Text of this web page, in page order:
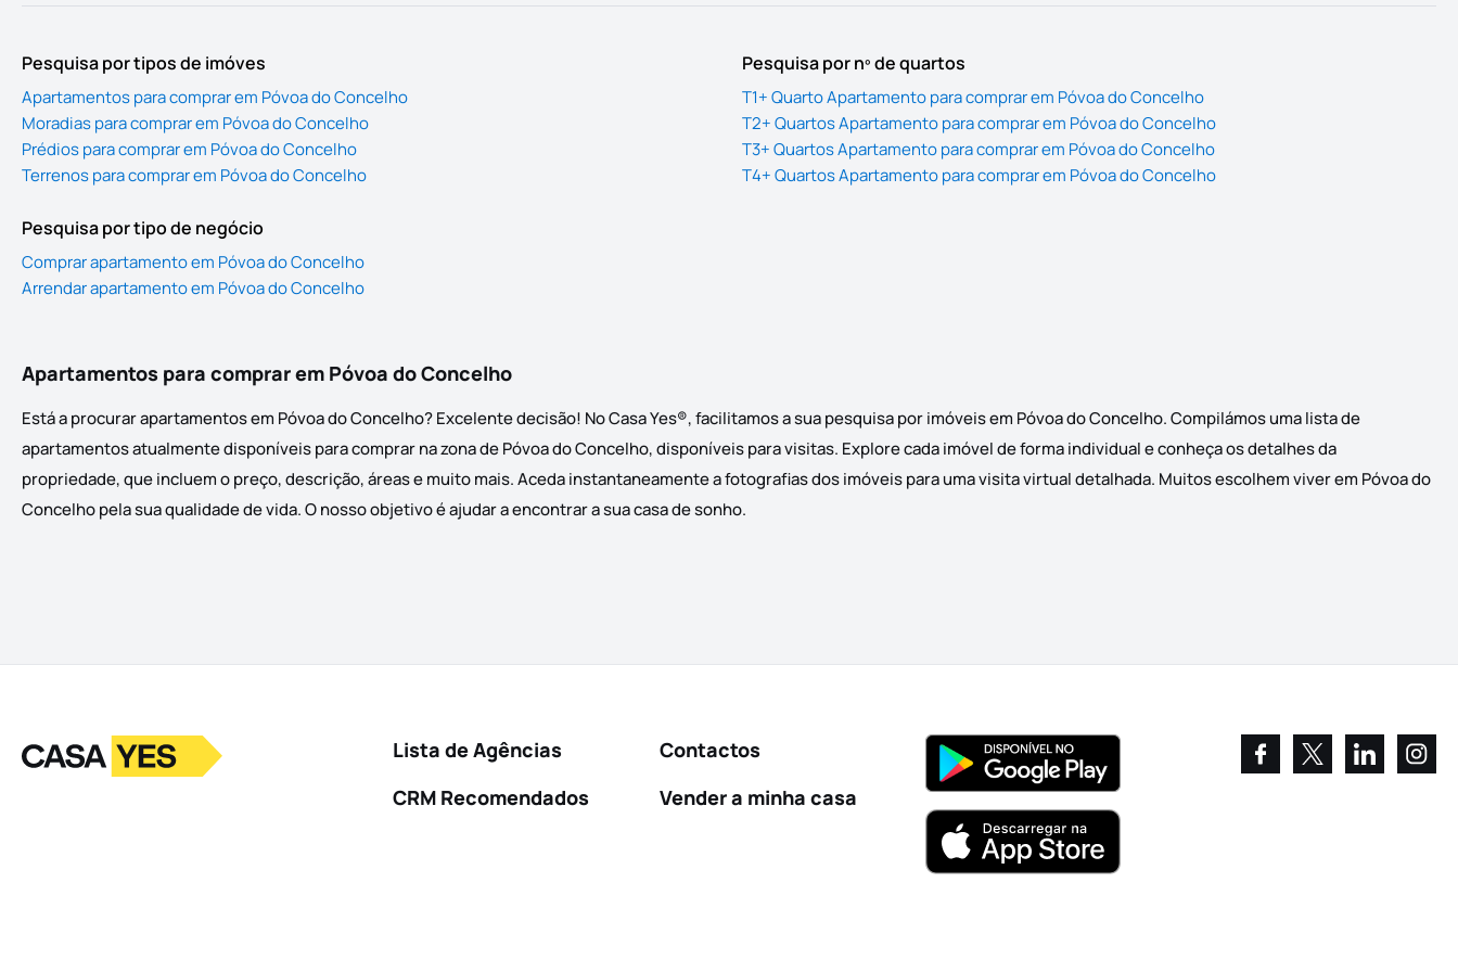
Pesquisa por tipos de imóves
Apartamentos para comprar em Póvoa do Concelho
Moradias para comprar em Póvoa do Concelho
Prédios para comprar em Póvoa do Concelho
Terrenos para comprar em Póvoa do Concelho
Pesquisa por nº de quartos
T1+ Quarto Apartamento para comprar em Póvoa do Concelho
T2+ Quartos Apartamento para comprar em Póvoa do Concelho
T3+ Quartos Apartamento para comprar em Póvoa do Concelho
T4+ Quartos Apartamento para comprar em Póvoa do Concelho
Pesquisa por tipo de negócio
Comprar apartamento em Póvoa do Concelho
Arrendar apartamento em Póvoa do Concelho
Apartamentos para comprar em Póvoa do Concelho
Está a procurar apartamentos em Póvoa do Concelho? Excelente decisão! No Casa Yes®, facilitamos a sua pesquisa por imóveis em Póvoa do Concelho. Compilámos uma lista de
apartamentos atualmente disponíveis para comprar na zona de Póvoa do Concelho, disponíveis para visitas. Explore cada imóvel de forma individual e conheça os detalhes da
propriedade, que incluem o preço, descrição, áreas e muito mais. Aceda instantaneamente a fotografias dos imóveis para uma visita virtual detalhada. Muitos escolhem viver em Póvoa do
Concelho pela sua qualidade de vida. O nosso objetivo é ajudar a encontrar a sua casa de sonho.
LogoIr para a homepage
Lista de Agências
CRM Recomendados
Contactos
Vender a minha casa